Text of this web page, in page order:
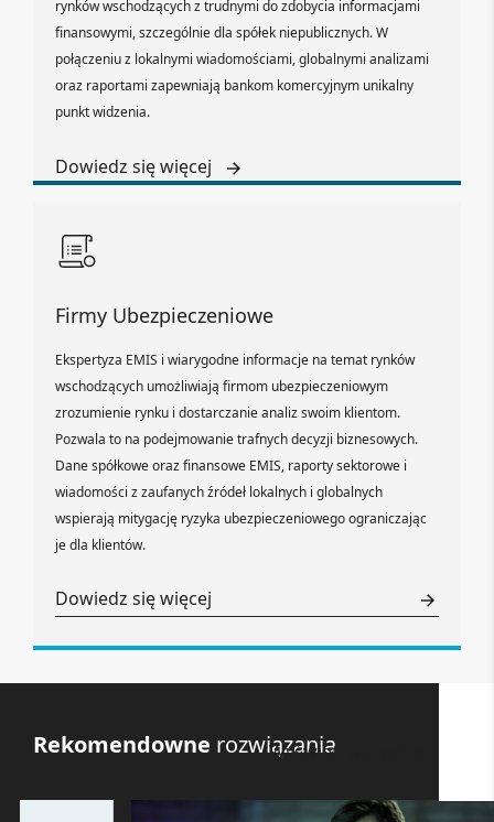
rynków wschodzących z trudnymi do zdobycia informacjami
finansowymi, szczególnie dla spółek niepublicznych. W
połączeniu z lokalnymi wiadomościami, globalnymi analizami
oraz raportami zapewniają bankom komercyjnym unikalny
punkt widzenia.
Dowiedz się więcej
Firmy Ubezpieczeniowe
Ekspertyza EMIS i wiarygodne informacje na temat rynków
wschodzących umożliwiają firmom ubezpieczeniowym
zrozumienie rynku i dostarczanie analiz swoim klientom.
Pozwala to na podejmowanie trafnych decyzji biznesowych.
Dane spółkowe oraz finansowe EMIS, raporty sektorowe i
wiadomości z zaufanych źródeł lokalnych i globalnych
wspierają mitygację ryzyka ubezpieczeniowego ograniczając
je dla klientów.
Dowiedz się więcej
Rekomendowne rozwiązania
Wyświetl wszystkie